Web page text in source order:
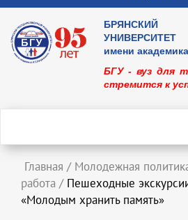
БРЯНСКИЙ
УНИВЕРСИТЕТ
имени
БГУ - вуз для
стремится к
Главная / Молодежная
работа / Пешеходные
«Молодым хранить память»